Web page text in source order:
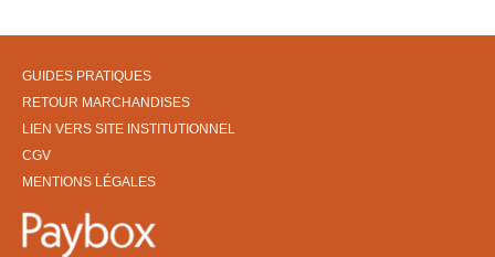
GUIDES PRATIQUES
RETOUR MARCHANDISES
LIEN VERS SITE INSTITUTIONNEL
CGV
MENTIONS LÉGALES